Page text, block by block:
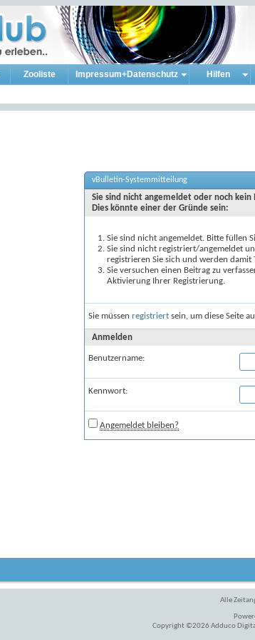
Zooliste Impressum+Datenschutz Hilfen
vBulletin-Systemmitteilung
Sie sind nicht angemeldet oder noch kein
Dies könnte einer der Gründe sein:
Sie sind nicht angemeldet. Bitte füllen
Sie sind nicht registriert/angemeldet
registrieren Sie sich und werden damit
Sie versuchen einen Beitrag zu
Aktivierung Ihrer Registrierung.
Sie müssen registriert sein, um diese Seite
Anmelden
Benutzername:
Kennwort:
Angemeldet bleiben?
Alle
Copyright ©2026 Adduco